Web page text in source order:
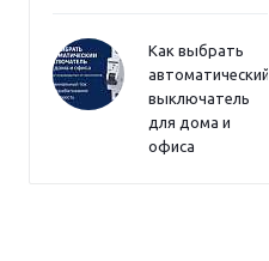
Как выбрать
автоматический
выключатель
для дома и
офиса